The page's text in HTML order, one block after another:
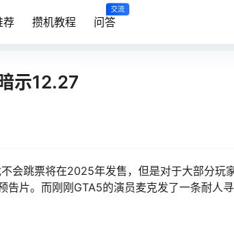
荐 攒机教程 问答
交流
示12.27
会跳票将在2025年发售，但是对于大部分玩
片。而刚刚GTA5的演员麦克发了一条耐人